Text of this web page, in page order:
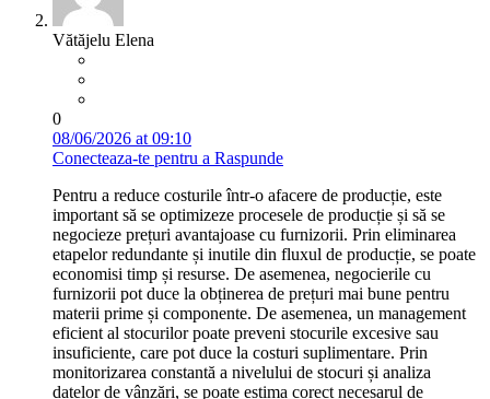
Vătăjelu Elena
0
08/06/2026 at 09:10
Conecteaza-te pentru a Raspunde
Pentru a reduce costurile într-o afacere de producție, este
important să se optimizeze procesele de producție și să se
negocieze prețuri avantajoase cu furnizorii. Prin eliminarea
etapelor redundante și inutile din fluxul de producție, se poate
economisi timp și resurse. De asemenea, negocierile cu
furnizorii pot duce la obținerea de prețuri mai bune pentru
materii prime și componente. De asemenea, un management
eficient al stocurilor poate preveni stocurile excesive sau
insuficiente, care pot duce la costuri suplimentare. Prin
monitorizarea constantă a nivelului de stocuri și analiza
datelor de vânzări, se poate estima corect necesarul de